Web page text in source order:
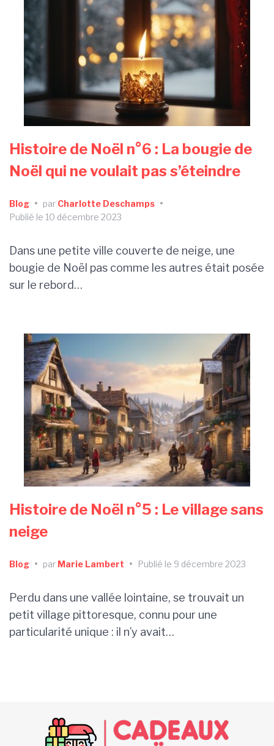
Histoire de Noël n°6 : La bougie de
Noël qui ne voulait pas s’éteindre
Blog • par Charlotte Deschamps •
Publié le 10 décembre 2023
Dans une petite ville couverte de neige, une
bougie de Noël pas comme les autres était posée
sur le rebord…
Histoire de Noël n°5 : Le village sans
neige
Blog • par Marie Lambert • Publié le 9 décembre 2023
Perdu dans une vallée lointaine, se trouvait un
petit village pittoresque, connu pour une
particularité unique : il n’y avait…